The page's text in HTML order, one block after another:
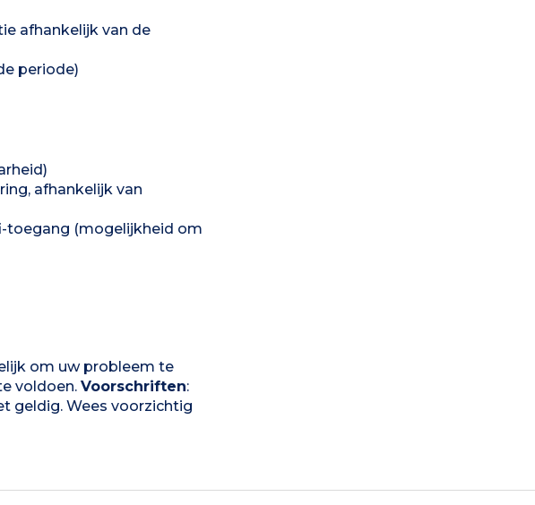
afhankelijk van de
periode)
afhankelijk van
toegang (mogelijkheid om
om uw probleem te
voldoen. Voorschriften:
geldig. Wees voorzichtig